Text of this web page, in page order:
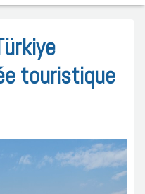
touristique